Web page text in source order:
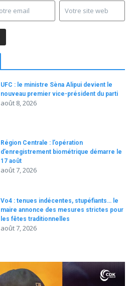
UFC : le ministre Sèna Alipui devient le
nouveau premier vice-président du parti
août 8, 2026
Région Centrale : l’opération
d’enregistrement biométrique démarre le
17 août
août 7, 2026
Vo4 : tenues indécentes, stupéfiants… le
maire annonce des mesures strictes pour
les fêtes traditionnelles
août 7, 2026